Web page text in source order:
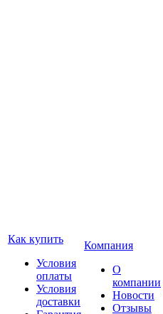
Как купить
Условия
оплаты
Условия
доставки
Компания
О
компании
Новости
Отзывы